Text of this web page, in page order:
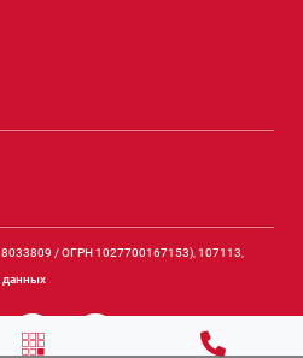
/ ОГРН 1027700167153), 107113,
данных